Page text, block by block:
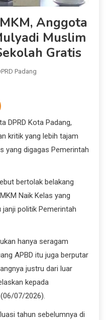
Anggota
Muslim
Gratis
Padang
DPRD Kota Padang,
kritik yang lebih tajam
yang digagas Pemerintah
bertolak belakang
Naik Kelas yang
politik Pemerintah
hanya seragam
APBD itu juga berputar
justru dari luar
kepada
07/2026).
tahun sebelumnya di